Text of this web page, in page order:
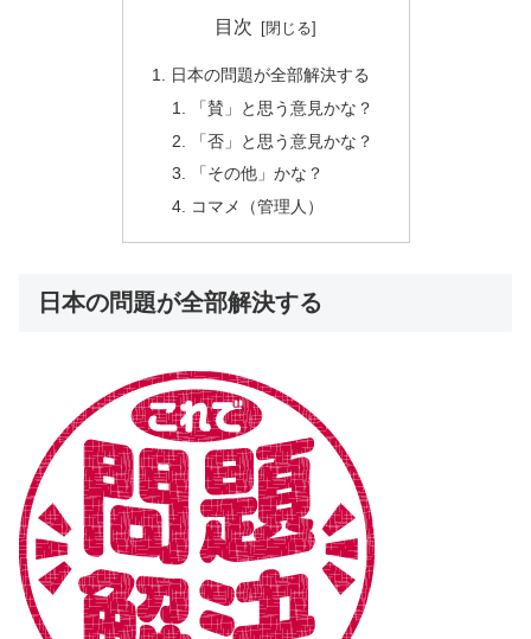
目次
日本の問題が全部解決する
「賛」と思う意見かな？
「否」と思う意見かな？
「その他」かな？
コマメ（管理人）
日本の問題が全部解決する